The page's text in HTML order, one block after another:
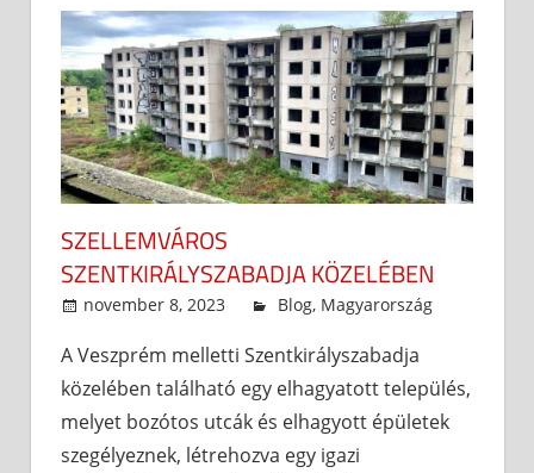
SZELLEMVÁROS
SZENTKIRÁLYSZABADJA KÖZELÉBEN
november 8, 2023 admin
Blog, Magyarország
A Veszprém melletti Szentkirályszabadja
közelében található egy elhagyatott település,
melyet bozótos utcák és elhagyott épületek
szegélyeznek, létrehozva egy igazi